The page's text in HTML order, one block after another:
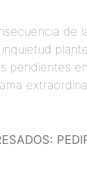
de
pendientes